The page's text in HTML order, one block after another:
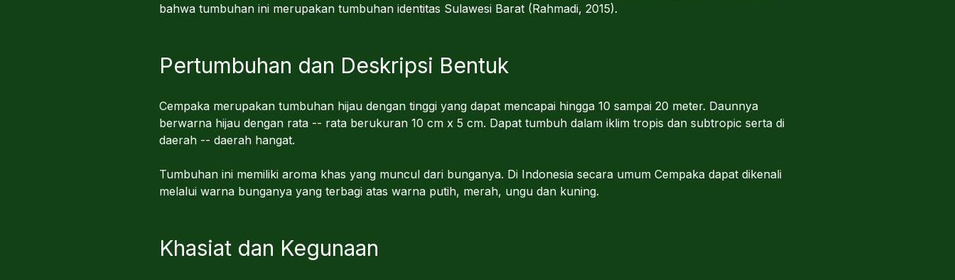
bahwa tumbuhan ini merupakan tumbuhan identitas Sulawesi Barat (Rahmadi, 2015).
Pertumbuhan dan Deskripsi Bentuk
Cempaka merupakan tumbuhan hijau dengan tinggi yang dapat mencapai hingga 10 sampai 20 meter. Daunnya
berwarna hijau dengan rata -- rata berukuran 10 cm x 5 cm. Dapat tumbuh dalam iklim tropis dan subtropic serta di
daerah -- daerah hangat.
Tumbuhan ini memiliki aroma khas yang muncul dari bunganya. Di Indonesia secara umum Cempaka dapat dikenali
melalui warna bunganya yang terbagi atas warna putih, merah, ungu dan kuning.
Khasiat dan Kegunaan